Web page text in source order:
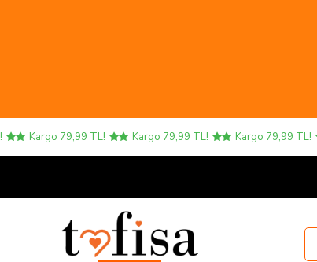
Kargo 79,99 TL! Kargo 79,99 TL! Kargo 79,99 TL!